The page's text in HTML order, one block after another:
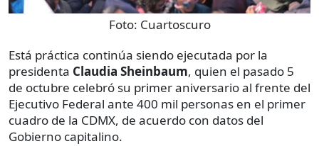
Foto: Cuartoscuro
Está práctica continúa siendo ejecutada por la
presidenta Claudia Sheinbaum, quien el pasado 5
de octubre celebró su primer aniversario al frente del
Ejecutivo Federal ante 400 mil personas en el primer
cuadro de la CDMX, de acuerdo con datos del
Gobierno capitalino.